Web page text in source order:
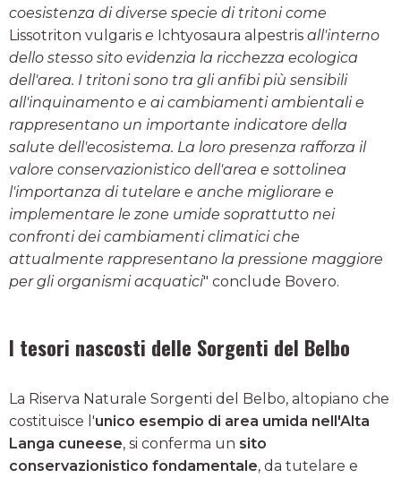
coesistenza di diverse specie di tritoni come
Lissotriton vulgaris e Ichtyosaura alpestris all'interno
dello stesso sito evidenzia la ricchezza ecologica
dell'area. I tritoni sono tra gli anfibi più sensibili
all'inquinamento e ai cambiamenti ambientali e
rappresentano un importante indicatore della
salute dell'ecosistema. La loro presenza rafforza il
valore conservazionistico dell'area e sottolinea
l'importanza di tutelare e anche migliorare e
implementare le zone umide soprattutto nei
confronti dei cambiamenti climatici che
attualmente rappresentano la pressione maggiore
per gli organismi acquatici" conclude Bovero.
I tesori nascosti delle Sorgenti del Belbo
La Riserva Naturale Sorgenti del Belbo, altopiano che
costituisce l'unico esempio di area umida nell'Alta
Langa cuneese, si conferma un sito
conservazionistico fondamentale, da tutelare e